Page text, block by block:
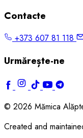
Contacte
+373 607 81 118
Urmărește-ne
© 2026 Mămica
Created and